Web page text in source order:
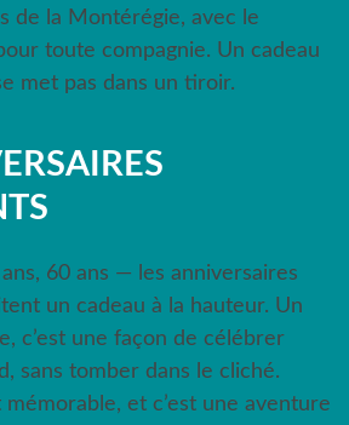
de la Montérégie, avec le
toute compagnie. Un cadeau
met pas dans un tiroir.
60 ans — les anniversaires
un cadeau à la hauteur. Un
c’est une façon de célébrer
sans tomber dans le cliché.
mémorable, et c’est une aventure